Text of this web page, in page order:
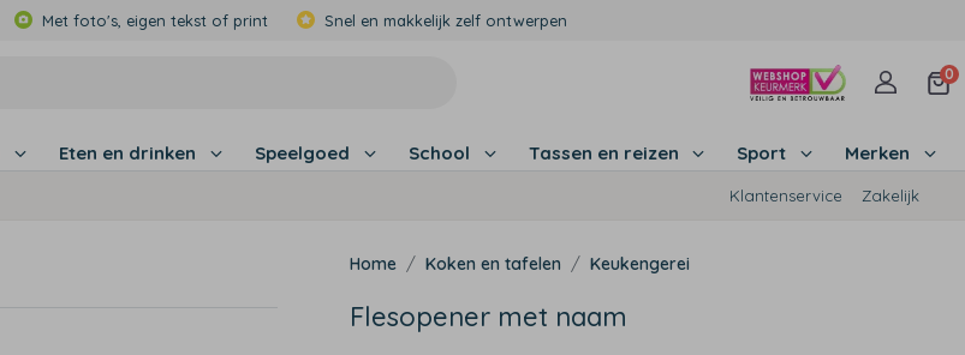
Met foto's, eigen tekst of print Snel en makkelijk zelf ontwerpen
0
Eten en drinken Speelgoed School Tassen en reizen Sport Merken
Klantenservice Zakelijk
Koken en tafelen Keukengerei
Flesopener met naam